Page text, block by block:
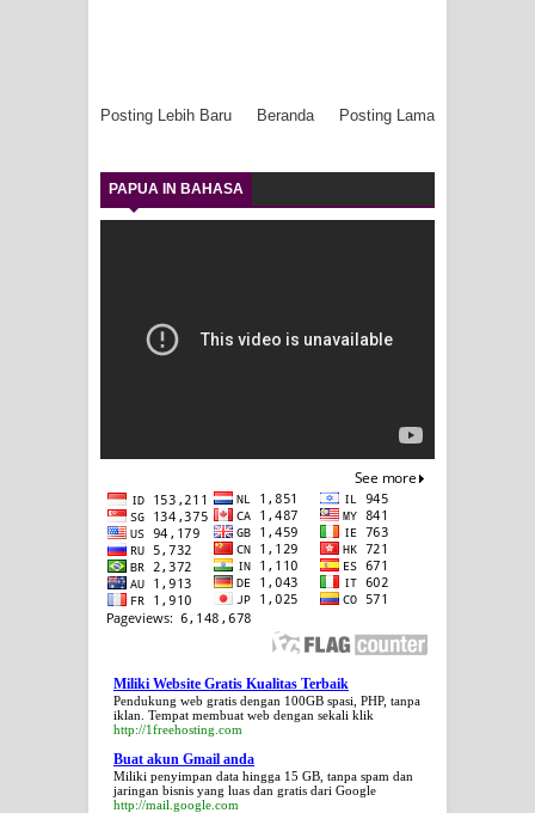
Posting Lebih Baru Posting Lama
Beranda
PAPUA IN BAHASA
Miliki Website Gratis Kualitas Terbaik
Pendukung web gratis dengan 100GB spasi, PHP, tanpa
iklan. Tempat membuat web dengan sekali klik
http://1freehosting.com
Buat akun Gmail anda
Miliki penyimpan data hingga 15 GB, tanpa spam dan
jaringan bisnis yang luas dan gratis dari Google
http://mail.google.com